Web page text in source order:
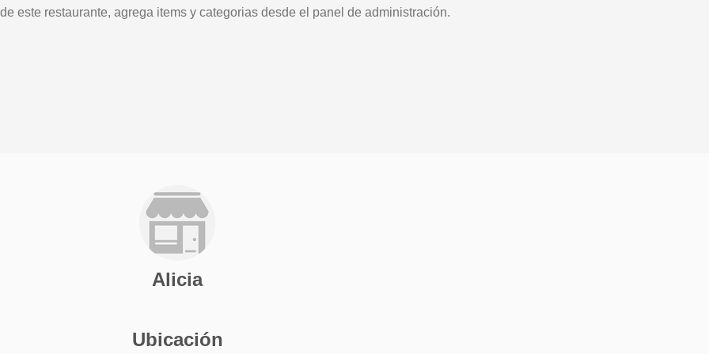
este restaurante, agrega items y categorias desde el panel de administración.
Alicia
Ubicación